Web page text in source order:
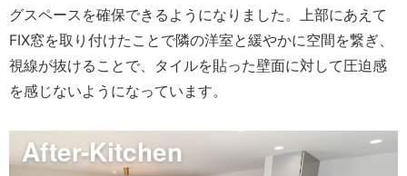
グスペースを確保できるようになりました。上部にあえて
FIX窓を取り付けたことで隣の洋室と緩やかに空間を繋ぎ、
視線が抜けることで、タイルを貼った壁面に対して圧迫感
を感じないようになっています。
After-Kitchen